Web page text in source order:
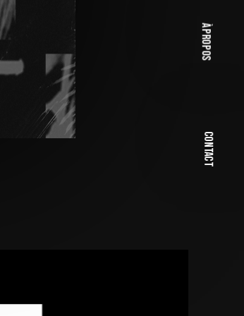
à propos
Contact